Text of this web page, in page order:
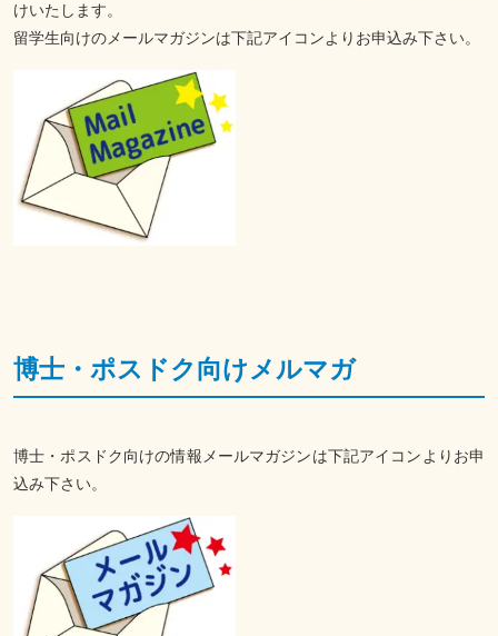
けいたします。
留学生向けのメールマガジンは下記アイコンよりお申込み下さい。
博士・ポスドク向けメルマガ
博士・ポスドク向けの情報メールマガジンは下記アイコンよりお申
込み下さい。